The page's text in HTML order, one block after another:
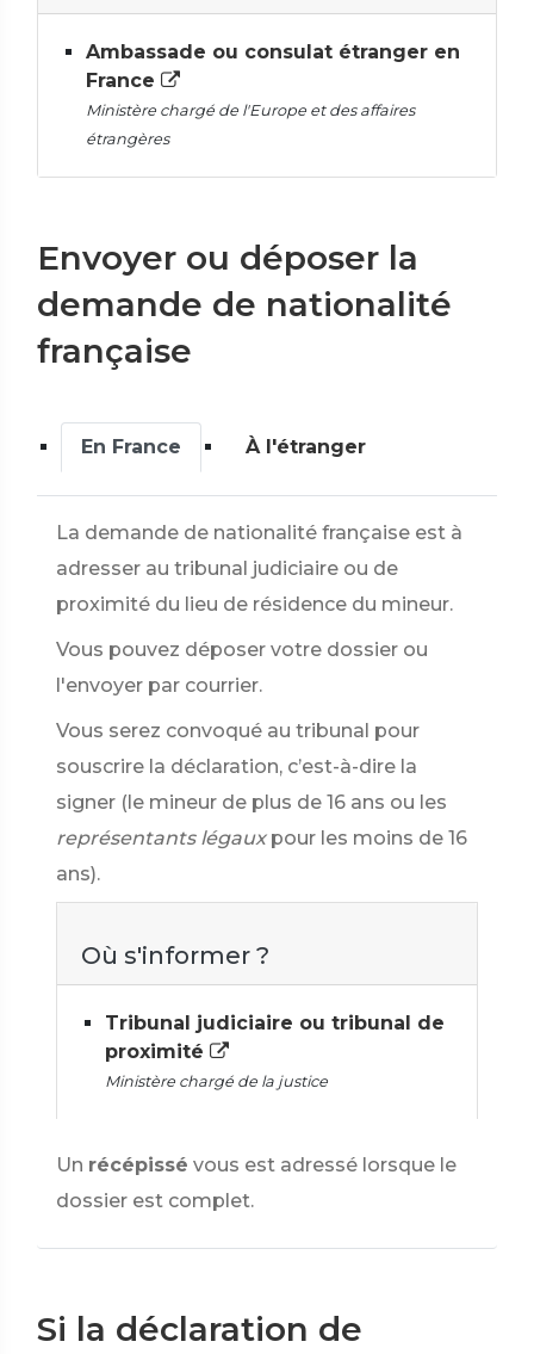
Ambassade ou consulat étranger en
France
Ministère chargé de l'Europe et des affaires
étrangères
Envoyer ou déposer la
demande de nationalité
française
En France À l'étranger
La demande de nationalité française est à
adresser au tribunal judiciaire ou de
proximité du lieu de résidence du mineur.
Vous pouvez déposer votre dossier ou
l'envoyer par courrier.
Vous serez convoqué au tribunal pour
souscrire la déclaration, c’est-à-dire la
signer (le mineur de plus de 16 ans ou les
représentants légaux pour les moins de 16
ans).
Où s'informer ?
Tribunal judiciaire ou tribunal de
proximité
Ministère chargé de la justice
Un récépissé vous est adressé lorsque le
dossier est complet.
Si la déclaration de